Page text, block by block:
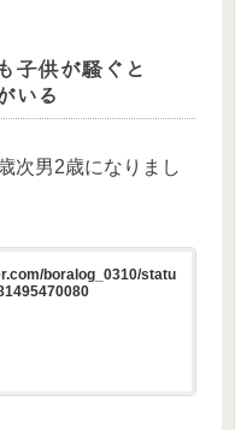
子供が騒ぐと
いる
次男2歳になりまし
boralog_0310/statu